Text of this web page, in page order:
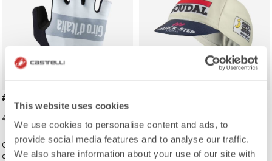
This website uses cookies
We use cookies to personalise content and ads, to
provide social media features and to analyse our traffic.
We also share information about your use of our site with
#GIRO 3 GLOVE
40,00 €
Guanto pensato per correre, con
ottimo grip e la giusta imbottitura.
25,00 €
Un cappellino da ciclismo
intramontabile, caratterizzato dal